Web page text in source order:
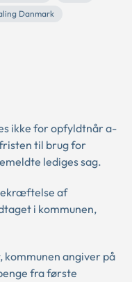
Danmark
ikke for opfyldtnår a-
til brug for
lediges sag.
af
i kommunen,
kommunen angiver på
fra første